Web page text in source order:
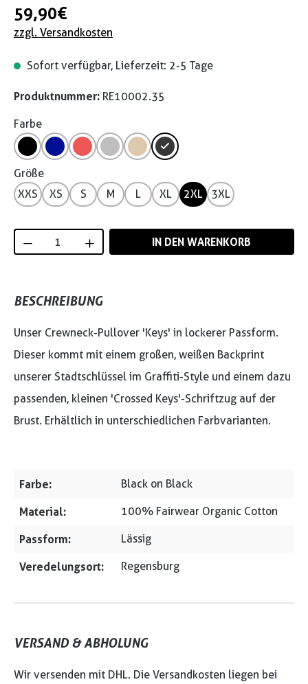
59,90 €
zzgl. Versandkosten
Sofort verfügbar, Lieferzeit: 2-5 Tage
Produktnummer: RE10002.35
Farbe
Größe
XXS
XS S M L XL 2XL 3XL
Produkt Anzahl: Gib den gewünschten
IN DEN WARENKORB
BESCHREIBUNG
Unser Crewneck-Pullover 'Keys' in lockerer Passform.
Dieser kommt mit einem großen, weißen Backprint
unserer Stadtschlüssel im Graffiti-Style und einem dazu
passenden, kleinen 'Crossed Keys'-Schriftzug auf der
Brust. Erhältlich in unterschiedlichen Farbvarianten.
Farbe: Black on Black
Material: 100% Fairwear Organic Cotton
Passform: Lässig
Veredelungsort: Regensburg
VERSAND & ABHOLUNG
Wir versenden mit DHL. Die Versandkosten liegen bei